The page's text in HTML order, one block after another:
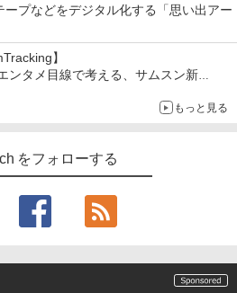
ープなどをデジタル化する「思い出アー
】
ンタメ目線で考える、サムスン新
もっと見る
をフォローする